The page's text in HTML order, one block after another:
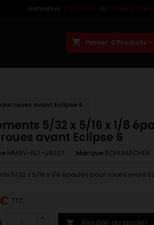
Bienvenue, Connexion ou Créez votre
shopping_cart Panier: 0 Produits -
roues avant Eclipse 6
5/32 x 5/16 x 1/8
avant Eclipse 6
MMAV-RLT-U9027 Marque SCHUMACHER
5/32 x 5/16 x 1/8 épaulés pour roues avant
TTC
